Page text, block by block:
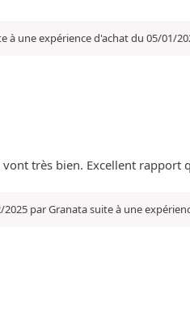
à une expérience d'achat du 05/01/
vont très bien. Excellent rapport
2025 par Granata suite à une